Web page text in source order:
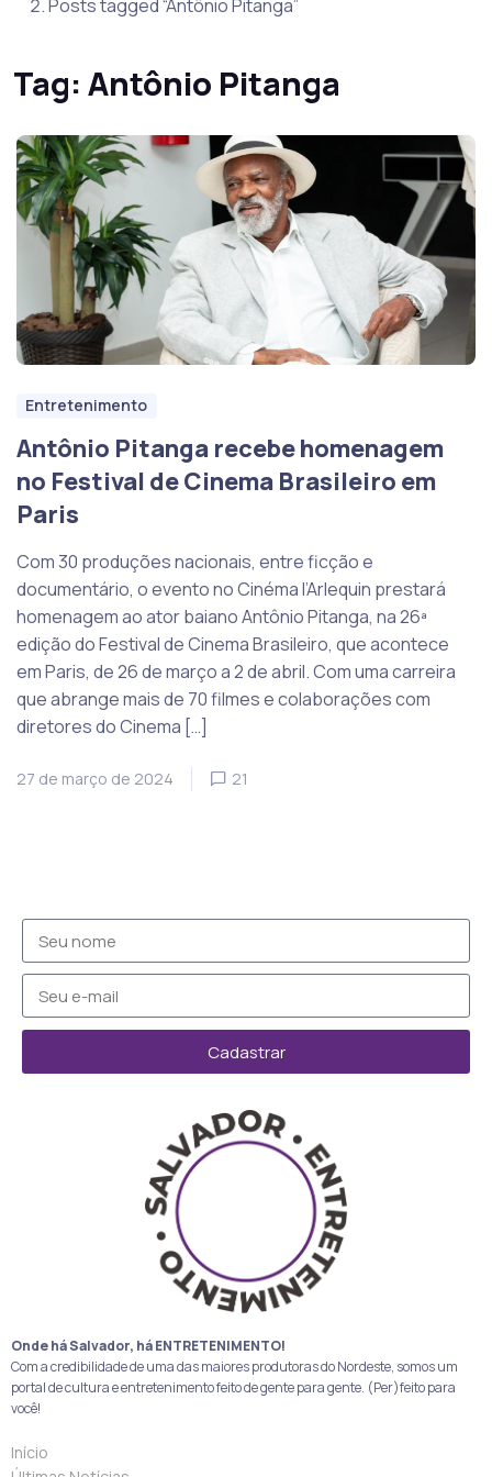
Posts tagged “Antônio Pitanga”
Tag: Antônio Pitanga
Entretenimento
Antônio Pitanga recebe homenagem
no Festival de Cinema Brasileiro em
Paris
Com 30 produções nacionais, entre ficção e
documentário, o evento no Cinéma l’Arlequin prestará
homenagem ao ator baiano Antônio Pitanga, na 26ª
edição do Festival de Cinema Brasileiro, que acontece
em Paris, de 26 de março a 2 de abril. Com uma carreira
que abrange mais de 70 filmes e colaborações com
diretores do Cinema […]
27 de março de 2024 21
Cadastrar
Onde há Salvador, há ENTRETENIMENTO!
Com a credibilidade de uma das maiores produtoras do Nordeste, somos um
portal de cultura e entretenimento feito de gente para gente. (Per)feito para
você!
Início